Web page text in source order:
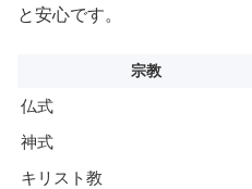
と安心です。
宗教
仏式
神式
キリスト教